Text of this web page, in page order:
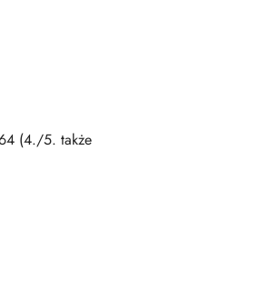
(4./5. także